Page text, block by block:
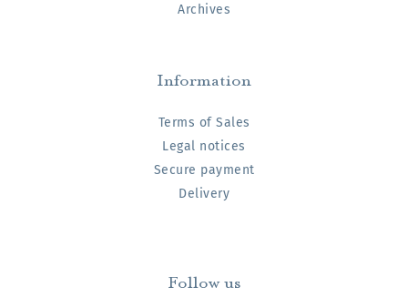
Archives
Information
Terms of Sales
Legal notices
Secure payment
Delivery
Follow us